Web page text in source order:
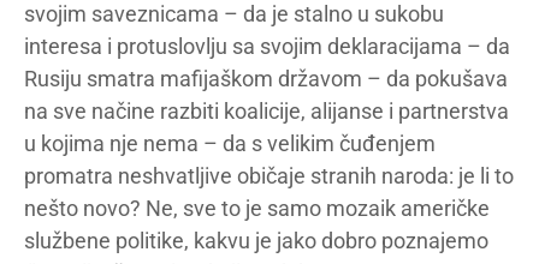
svojim saveznicama – da je stalno u sukobu
interesa i protuslovlju sa svojim deklaracijama – da
Rusiju smatra mafijaškom državom – da pokušava
na sve načine razbiti koalicije, alijanse i partnerstva
u kojima nje nema – da s velikim čuđenjem
promatra neshvatljive običaje stranih naroda: je li to
nešto novo? Ne, sve to je samo mozaik američke
službene politike, kakvu je jako dobro poznajemo